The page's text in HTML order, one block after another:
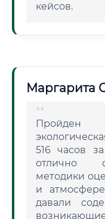
кейсов.
Маргарита
516 часов
отлично
методики
и
давали